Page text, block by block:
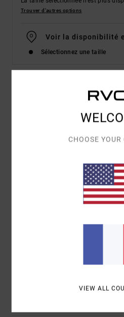
Trouver d'autres options
Voir la disponibilité
Sélectionnez une taille
Details & caractéristiques
Combishort Rouge Femme
23B282615 Code
Braguette
Longueur de la couture
Combishort à la taille
CHOOSE YOUR
VIEW ALL